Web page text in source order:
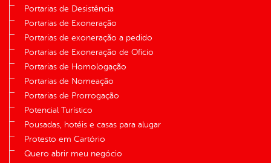
Portarias de Desistência
Portarias de Exoneração
Portarias de exoneração a pedido
Portarias de Exoneração de Ofício
Portarias de Homologação
Portarias de Nomeação
Portarias de Prorrogação
Potencial Turístico
Pousadas, hotéis e casas para alugar
Protesto em Cartório
Quero abrir meu negócio